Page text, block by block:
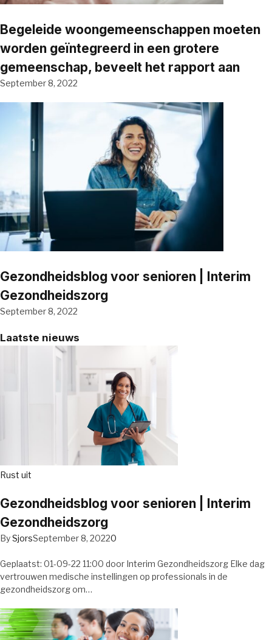
Begeleide woongemeenschappen moeten
worden geïntegreerd in een grotere
gemeenschap, beveelt het rapport aan
September 8, 2022
Gezondheidsblog voor senioren | Interim
Gezondheidszorg
September 8, 2022
Laatste nieuws
Rust uit
Gezondheidsblog voor senioren | Interim
Gezondheidszorg
BySjorsSeptember 8, 20220
Geplaatst: 01-09-22 11:00 door Interim Gezondheidszorg Elke dag
vertrouwen medische instellingen op professionals in de
gezondheidszorg om…